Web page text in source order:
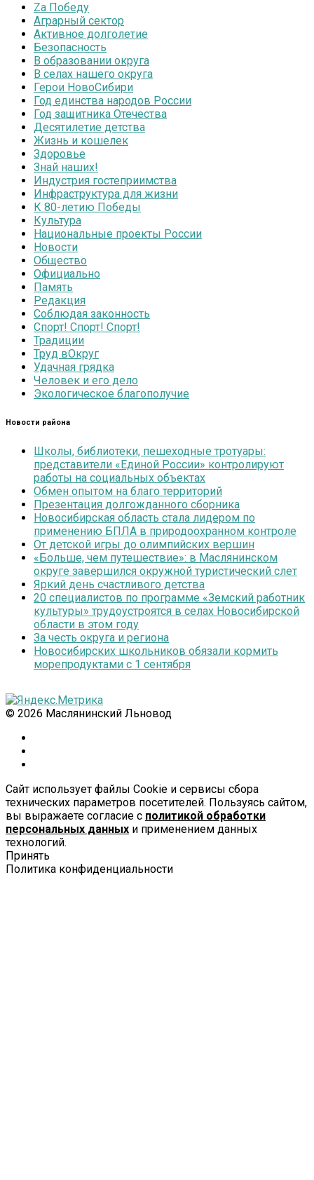
Zа Победу
Аграрный сектор
Активное долголетие
Безопасность
В образовании округа
В селах нашего округа
Герои НовоСибири
Год единства народов России
Год защитника Отечества
Десятилетие детства
Жизнь и кошелек
Здоровье
Знай наших!
Индустрия гостеприимства
Инфраструктура для жизни
К 80-летию Победы
Культура
Национальные проекты России
Новости
Общество
Официально
Память
Редакция
Соблюдая законность
Спорт! Спорт! Спорт!
Традиции
Труд вОкруг
Удачная грядка
Человек и его дело
Экологическое благополучие
Новости района
Школы, библиотеки, пешеходные тротуары:
представители «Единой России» контролируют
работы на социальных объектах
Обмен опытом на благо территорий
Презентация долгожданного сборника
Новосибирская область стала лидером по
применению БПЛА в природоохранном контроле
От детской игры до олимпийских вершин
«Больше, чем путешествие»: в Маслянинском
округе завершился окружной туристический слет
Яркий день счастливого детства
20 специалистов по программе «Земский работник
культуры» трудоустроятся в селах Новосибирской
области в этом году
За честь округа и региона
Новосибирских школьников обязали кормить
морепродуктами с 1 сентября
© 2026 Маслянинский Льновод
Сайт использует файлы Cookie и сервисы сбора
технических параметров посетителей. Пользуясь сайтом,
вы выражаете согласие с политикой обработки
персональных данных и применением данных
технологий.
Принять
Политика конфиденциальности